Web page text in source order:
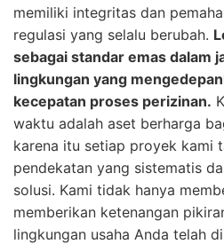
memiliki integritas dan
regulasi yang selalu berubah.
sebagai standar emas dalam
lingkungan yang
kecepatan proses perizinan.
waktu adalah aset berharga
karena itu setiap proyek kami
pendekatan yang sistematis
solusi. Kami tidak hanya
memberikan ketenangan
lingkungan usaha Anda telah